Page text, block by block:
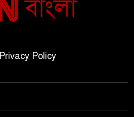
সহ-পররাষ্ট্রমন্ত্রীর সৌজন্য সাক্ষাৎ
অতিরিক্ত পুলিশ মহাপরিদর্শক
বিপিআই-এর জ্বালানি প্রশিক্ষণ
Privacy Policy